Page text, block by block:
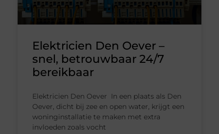
Elektricien Den Oever –
snel, betrouwbaar 24/7
bereikbaar
Elektricien Den Oever In een plaats als Den
Oever, dicht bij zee en open water, krijgt een
woninginstallatie te maken met extra
invloeden zoals vocht